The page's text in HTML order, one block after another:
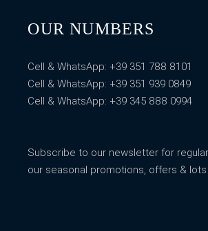
OUR NUMBERS
Cell & WhatsApp: +39 351 788 8101
Cell & WhatsApp: +39 351 939 0849
Cell & WhatsApp: +39 345 888 0994
Subscribe to our newsletter for
our seasonal promotions, offers &